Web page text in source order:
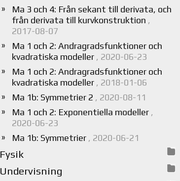
Ma 3 och 4: Från sekant till derivata, och
från derivata till kurvkonstruktion ,
2017-08-07
Ma 1 och 2: Andragradsfunktioner och
kvadratiska modeller , 2020-06-23
Ma 1 och 2: Andragradsfunktioner och
kvadratiska modeller , 2018-01-06
Ma 1b: Symmetrier 2 , 2020-08-11
Ma 1 och 2: Exponentiella modeller ,
2020-06-23
Ma 1b: Symmetrier , 2020-06-21
Fysik
Undervisning